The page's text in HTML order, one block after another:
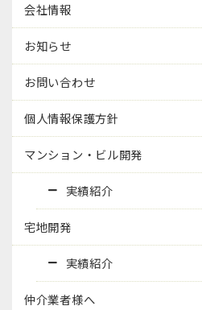
会社情報
お知らせ
お問い合わせ
個人情報保護方針
マンション・ビル開発
実績紹介
宅地開発
実績紹介
仲介業者様へ